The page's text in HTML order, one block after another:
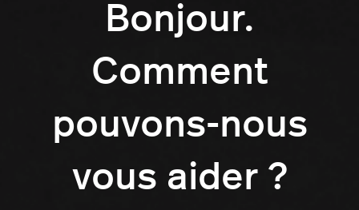
Bonjour.
Comment
pouvons-nous
vous aider ?